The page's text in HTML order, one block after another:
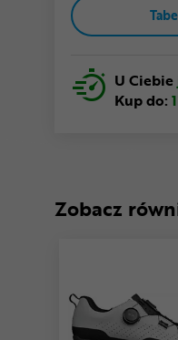
U Ciebie
Kup do:
Zobacz